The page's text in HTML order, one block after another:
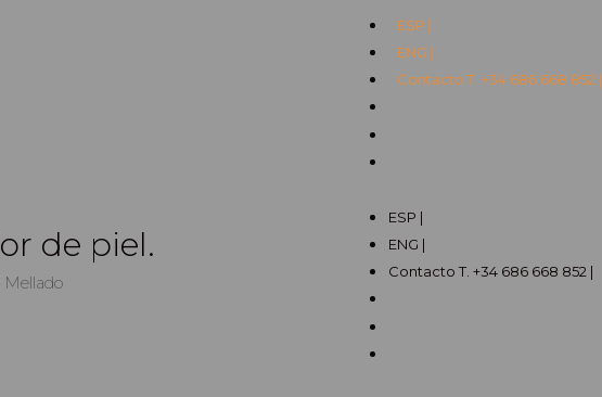
ESP |
ENG |
Contacto T. +34 686 668 852 |
ESP |
ENG |
Contacto T. +34 686 668 852 |
de piel.
Mellado